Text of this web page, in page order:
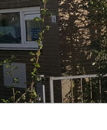
Ga
naar
de
inhoud